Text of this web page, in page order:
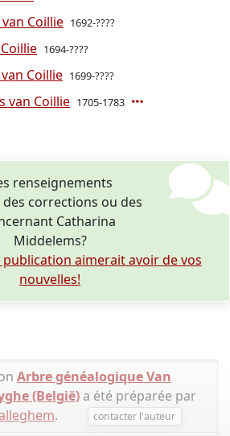
Coillie 1692-????
1694-????
Coillie 1699-????
van Coillie 1705-1783
renseignements
corrections ou des
Catharina
Middelems?
aimerait avoir de vos
nouvelles!
Arbre généalogique Van
(België) a été préparée par
. contacter l'auteur